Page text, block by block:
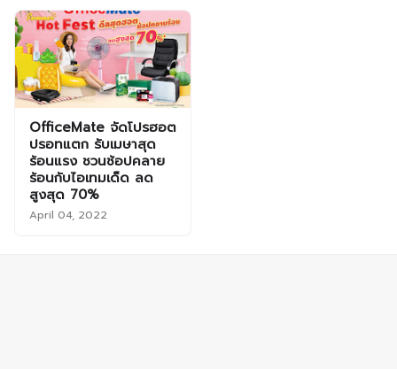
OfficeMate จัดโปรฮอต
ปรอทแตก รับเมษาสุด
ร้อนแรง ชวนช้อปคลาย
ร้อนกับไอเทมเด็ด ลด
สูงสุด 70%
April 04, 2022